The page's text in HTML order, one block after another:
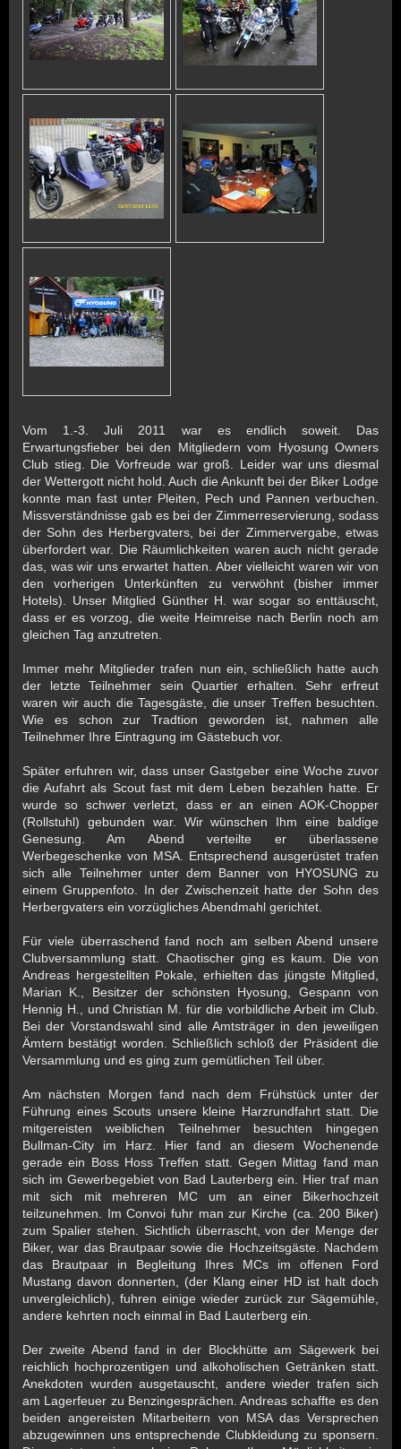
Vom 1.-3. Juli 2011 war es endlich soweit. Das
Erwartungsfieber bei den Mitgliedern vom Hyosung Owners
Club stieg. Die Vorfreude war groß. Leider war uns diesmal
der Wettergott nicht hold. Auch die Ankunft bei der Biker Lodge
konnte man fast unter Pleiten, Pech und Pannen verbuchen.
Missverständnisse gab es bei der Zimmerreservierung, sodass
der Sohn des Herbergvaters, bei der Zimmervergabe, etwas
überfordert war. Die Räumlichkeiten waren auch nicht gerade
das, was wir uns erwartet hatten. Aber vielleicht waren wir von
den vorherigen Unterkünften zu verwöhnt (bisher immer
Hotels). Unser Mitglied Günther H. war sogar so enttäuscht,
dass er es vorzog, die weite Heimreise nach Berlin noch am
gleichen Tag anzutreten.
Immer mehr Mitglieder trafen nun ein, schließlich hatte auch
der letzte Teilnehmer sein Quartier erhalten. Sehr erfreut
waren wir auch die Tagesgäste, die unser Treffen besuchten.
Wie es schon zur Tradtion geworden ist, nahmen alle
Teilnehmer Ihre Eintragung im Gästebuch vor.
Später erfuhren wir, dass unser Gastgeber eine Woche zuvor
die Aufahrt als Scout fast mit dem Leben bezahlen hatte. Er
wurde so schwer verletzt, dass er an einen AOK-Chopper
(Rollstuhl) gebunden war. Wir wünschen Ihm eine baldige
Genesung. Am Abend verteilte er überlassene
Werbegeschenke von MSA. Entsprechend ausgerüstet trafen
sich alle Teilnehmer unter dem Banner von HYOSUNG zu
einem Gruppenfoto. In der Zwischenzeit hatte der Sohn des
Herbergvaters ein vorzügliches Abendmahl gerichtet.
Für viele überraschend fand noch am selben Abend unsere
Clubversammlung statt. Chaotischer ging es kaum. Die von
Andreas hergestellten Pokale, erhielten das jüngste Mitglied,
Marian K., Besitzer der schönsten Hyosung, Gespann von
Hennig H., und Christian M. für die vorbildliche Arbeit im Club.
Bei der Vorstandswahl sind alle Amtsträger in den jeweiligen
Ämtern bestätigt worden. Schließlich schloß der Präsident die
Versammlung und es ging zum gemütlichen Teil über.
Am nächsten Morgen fand nach dem Frühstück unter der
Führung eines Scouts unsere kleine Harzrundfahrt statt. Die
mitgereisten weiblichen Teilnehmer besuchten hingegen
Bullman-City im Harz. Hier fand an diesem Wochenende
gerade ein Boss Hoss Treffen statt. Gegen Mittag fand man
sich im Gewerbegebiet von Bad Lauterberg ein. Hier traf man
mit sich mit mehreren MC um an einer Bikerhochzeit
teilzunehmen. Im Convoi fuhr man zur Kirche (ca. 200 Biker)
zum Spalier stehen. Sichtlich überrascht, von der Menge der
Biker, war das Brautpaar sowie die Hochzeitsgäste. Nachdem
das Brautpaar in Begleitung Ihres MCs im offenen Ford
Mustang davon donnerten, (der Klang einer HD ist halt doch
unvergleichlich), fuhren einige wieder zurück zur Sägemühle,
andere kehrten noch einmal in Bad Lauterberg ein.
Der zweite Abend fand in der Blockhütte am Sägewerk bei
reichlich hochprozentigen und alkoholischen Getränken statt.
Anekdoten wurden ausgetauscht, andere wieder trafen sich
am Lagerfeuer zu Benzingesprächen. Andreas schaffte es den
beiden angereisten Mitarbeitern von MSA das Versprechen
abzugewinnen uns entsprechende Clubkleidung zu sponsern.